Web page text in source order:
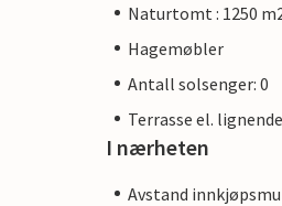
Naturtomt : 1250
Hagemøbler
Antall solsenger: 0
Terrasse el. lignende
I nærheten
Avstand